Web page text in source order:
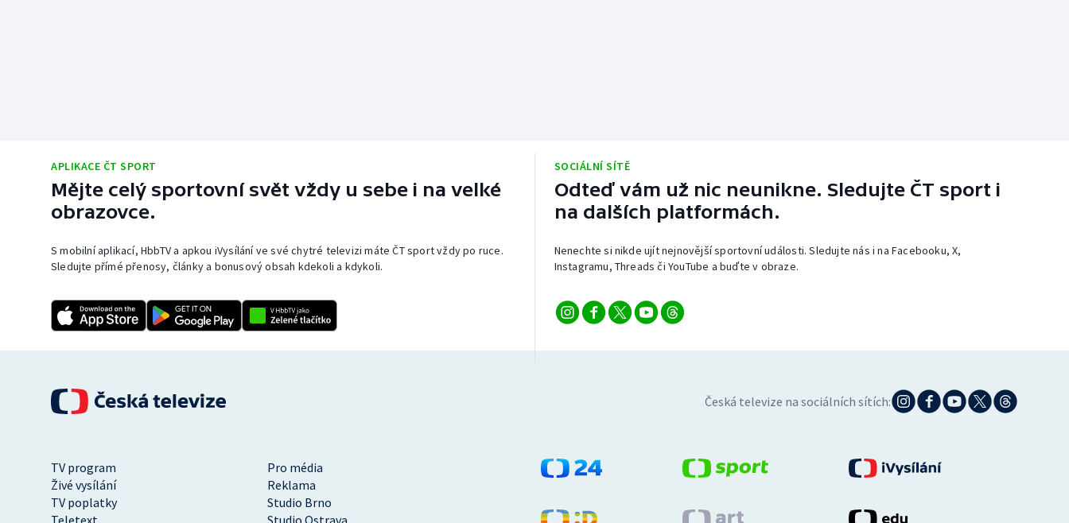
APLIKACE ČT SPORT
Mějte celý sportovní svět vždy u sebe i na velké
obrazovce.
S mobilní aplikací, HbbTV a apkou iVysílání ve své chytré televizi máte ČT sport vždy po ruce.
Sledujte přímé přenosy, články a bonusový obsah kdekoli a kdykoli.
SOCIÁLNÍ SÍTĚ
Odteď vám už nic neunikne. Sledujte ČT sport i
na dalších platformách.
Nenechte si nikde ujít nejnovější sportovní události. Sledujte nás i na Facebooku, X,
Instagramu, Threads či YouTube a buďte v obraze.
Česká televize na sociálních sítích:
TV program
Pro média
Živé vysílání
Reklama
TV poplatky
Studio Brno